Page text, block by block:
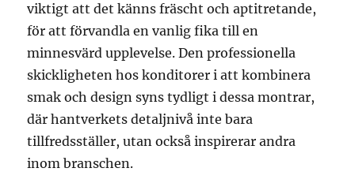
viktigt att det känns fräscht och aptitretande,
för att förvandla en vanlig fika till en
minnesvärd upplevelse. Den professionella
skickligheten hos konditorer i att kombinera
smak och design syns tydligt i dessa montrar,
där hantverkets detaljnivå inte bara
tillfredsställer, utan också inspirerar andra
inom branschen.